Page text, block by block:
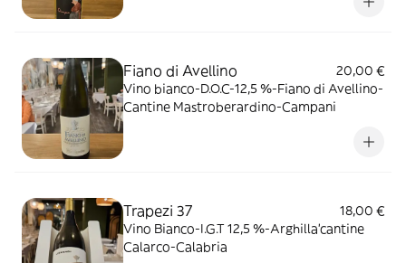
Fiano di Avellino
20,00 €
Vino bianco-D.O.C-12,5 %-Fiano di Avellino-
Cantine Mastroberardino-Campani
Trapezi 37
18,00 €
Vino Bianco-I.G.T 12,5 %-Arghilla'cantine
Calarco-Calabria